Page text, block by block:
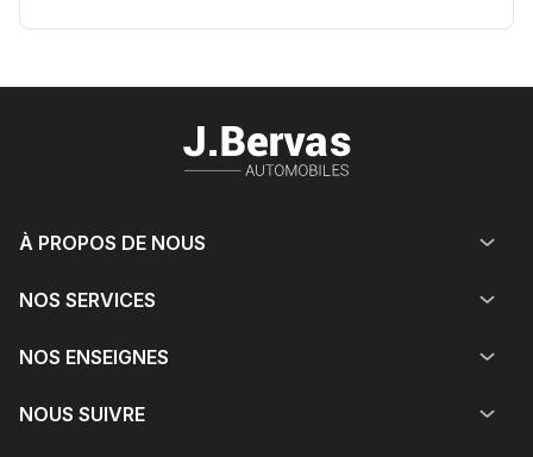
À PROPOS DE NOUS
NOS SERVICES
NOS ENSEIGNES
NOUS SUIVRE